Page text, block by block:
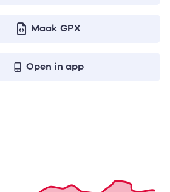
Maak GPX
Open in app
aantal te stijgen meters, het